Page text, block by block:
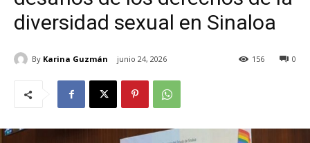
diversidad sexual en Sinaloa
By Karina Guzmán junio 24, 2026 0
156